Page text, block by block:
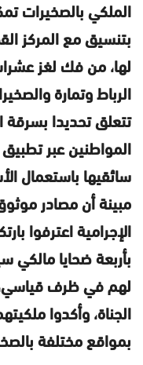
الملكي بالصخيرات
بتنسيق مع المركز
لها، من فك لغز
الرباط وتمارة
تتعلق تحديدا
المواطنين عبر
سائقيها باستعمال
مبينة أن مصادر
الإجرامية اعترفوا
بأربعة ضحايا مالكي
لهم في ظرف
الجناة، وأكدوا
بمواقع مختلفة